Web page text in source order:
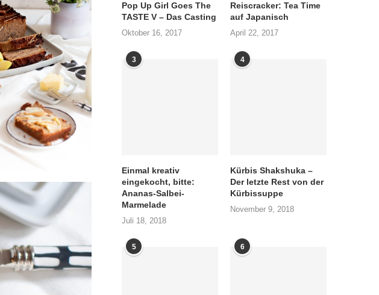
Pop Up Girl Goes The
TASTE V – Das Casting
Oktober 16, 2017
Reiscracker: Tea Time
auf Japanisch
April 22, 2017
3
Einmal kreativ
eingekocht, bitte:
Ananas-Salbei-
Marmelade
Juli 18, 2018
4
Kürbis Shakshuka –
Der letzte Rest von der
Kürbissuppe
November 9, 2018
5 6